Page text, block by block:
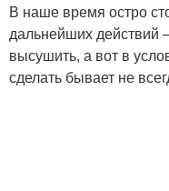
В наше время остро
дальнейших действий
высушить, а вот в
сделать бывает не